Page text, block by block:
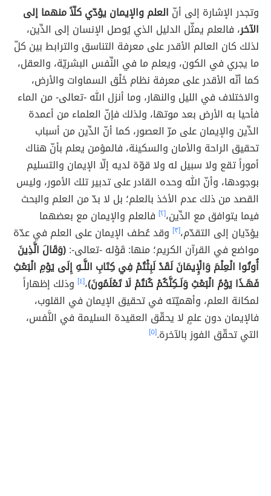
وتجدر الإشارة إلى أنّ العلم والإيمان يؤدّي كلّاً منهما إلى
الآخر، فالعلم يمثّل الدليل الذي يُوصل الإنسان إلى الدِّين،
لذلك كان العالم الأقدر على معرفة التناسق والترابط بين كلّ
ما يجري في الكون، ويعلم ما في النِّفس البشريّة، والعقل،
كما أنّه الأقدر على معرفة نظام خَلْق السماوات والأرض،
والاختلاف في الليل والنهار، وما أنزل الله -تعالى- من الماء
فأحيا به الأرض بعد موتها، ولذلك فإنّ العلماء من أعمدة
الدِّين والإيمان على مرّ العصور، كما أنّ الدِّين من أسباب
تحقيق الراحة والأمان والسكينة، فالمؤمن يعلم بأنّ هناك
أموراً تقع ولا سبيل له ولا قوّة لديه إلّا الإيمان والتسليم
بوجودها، وأنّ الله وحده القادر على تدبير تلك الأمور، وليس
القصد من ذلك عدم الأخذ بالعلم؛ بل لا بدّ من العلم والبحث
فيما يتوافق مع الدِّين،[٢]
فالعلم والإيمان مع بعضهما
يؤدّيان إلى التقدّم،[٣]
وقد عُطف الإيمان على العلم في عدّة
مواضع في القرآن الكريم؛ منها: قَوْله -تعالى-:(وَقَالَ الَّذِينَ
أُوتُوا الْعِلْمَ وَالْإِيمَانَ لَقَدْ لَبِثْتُمْ فِي كِتَابِ اللَّـهِ إِلَى يَوْمِ الْبَعْثِ
فَهَـذَا يَوْمُ الْبَعْثِ وَلَـكِنَّكُمْ كُنتُمْ لَا تَعْلَمُونَ)،[٤]
وذلك إظهاراً
لمكانة العلم، وأهميّته في تحقيق الإيمان في القلوب،
فالإيمان دون علمٍ لا يحقّق العقيدة السليمة في النَّفس،
التي تحقّق الفوز بالآخرة.[٥]